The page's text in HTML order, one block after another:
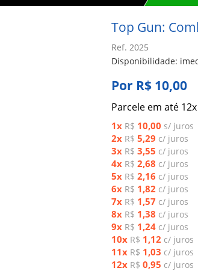
Top Gun:
Ref. 2025
Disponibilidade:
Por R$ 10,00
Parcele em até
1x R$ 10,00 s/ juros
2x R$ 5,29 c/ juros
3x R$ 3,55 c/ juros
4x R$ 2,68 c/ juros
5x R$ 2,16 c/ juros
6x R$ 1,82 c/ juros
7x R$ 1,57 c/ juros
8x R$ 1,38 c/ juros
9x R$ 1,24 c/ juros
10x R$ 1,12 c/ juros
11x R$ 1,03 c/ juros
12x R$ 0,95 c/ juros